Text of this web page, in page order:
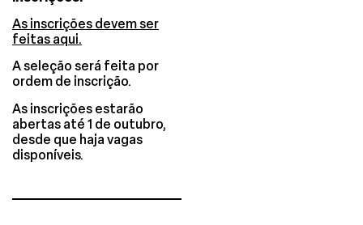
As inscrições devem ser
feitas aqui.
A seleção será feita por
ordem de inscrição.
As inscrições estarão
abertas até 1 de outubro,
desde que haja vagas
disponíveis.